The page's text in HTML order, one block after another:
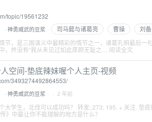
topic/19561232
· 神勇威武的豆浆 · 司马懿与诸葛亮 曹操
刘备
节，是三国演义中最精彩的情节之一，诸葛孔明最后一
，并没有“我从未见过如此厚颜无耻之… 阅读全文​.
空间-垫底辣妹喔个人主页-视频
3493274492864553/
· 神勇威武的豆浆 · · 2 年前
大学生，北伐可以成功吗？ 转发; 273; 195. + 关注. 垫
》中最让你不能理解的地方是什么？